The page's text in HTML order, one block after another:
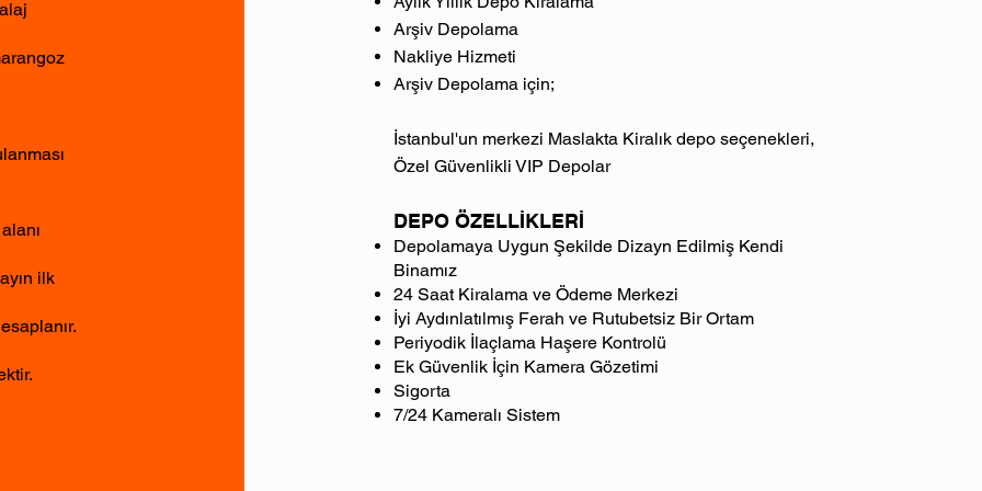
ilk
Arşiv Depolama
Nakliye Hizmeti
Arşiv Depolama için;
İstanbul'un merkezi Maslakta Kiralık depo seçenekleri,
Özel Güvenlikli VIP Depolar
DEPO ÖZELLİKLERİ
Depolamaya Uygun Şekilde Dizayn Edilmiş Kendi
Binamız
24 Saat Kiralama ve Ödeme Merkezi
İyi Aydınlatılmış Ferah ve Rutubetsiz Bir Ortam
Periyodik İlaçlama Haşere Kontrolü
Ek Güvenlik İçin Kamera Gözetimi
Sigorta
7/24 Kameralı Sistem